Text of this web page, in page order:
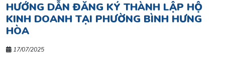
HƯỚNG DẪN ĐĂNG KÝ THÀNH LẬP HỘ
KINH DOANH TẠI PHƯỜNG BÌNH HƯNG
HÒA
17/07/2025